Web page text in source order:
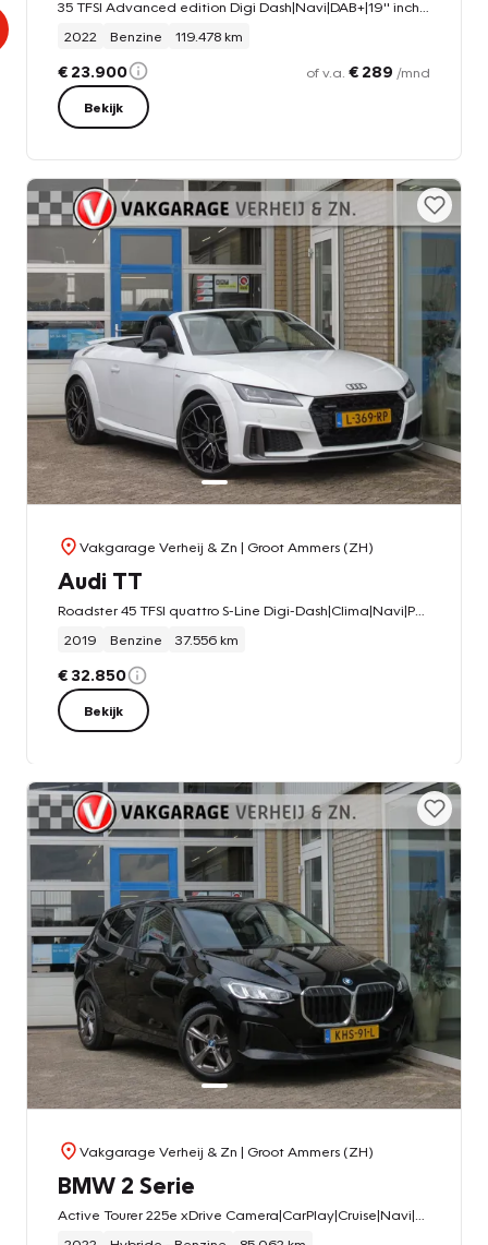
2022
Benzine 119.478 km
€ 23.900 of v.a. € 289 /mnd
Bekijk
Vakgarage Verheij & Zn | Groot Ammers (ZH)
Audi TT
2019
Benzine 37.556 km
€ 32.850
Bekijk
Vakgarage Verheij & Zn | Groot Ammers (ZH)
BMW 2 Serie